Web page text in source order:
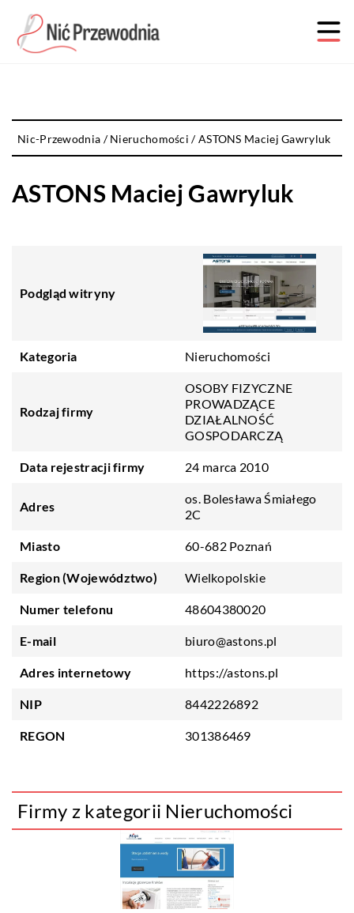
Nic-Przewodnia /Nieruchomości /ASTONS Maciej Gawryluk
ASTONS Maciej Gawryluk
Podgląd witryny
Kategoria Nieruchomości
Rodzaj firmy
OSOBY FIZYCZNE
PROWADZĄCE
DZIAŁALNOŚĆ
GOSPODARCZĄ
Data rejestracji firmy 24 marca 2010
Adres
os. Bolesława Śmiałego
2C
Miasto 60-682 Poznań
Region (Województwo) Wielkopolskie
Numer telefonu 48604380020
E-mail biuro@astons.pl
Adres internetowy https://astons.pl
NIP 8442226892
REGON 301386469
Firmy z kategorii Nieruchomości